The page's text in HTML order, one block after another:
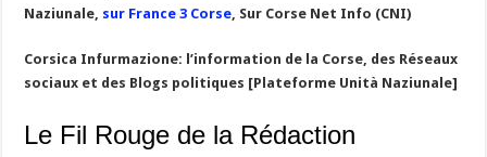
Naziunale, sur France 3 Corse, Sur Corse Net Info (CNI)
Corsica Infurmazione: l’information de la Corse, des Réseaux
sociaux et des Blogs politiques [Plateforme Unità Naziunale]
Le Fil Rouge de la Rédaction